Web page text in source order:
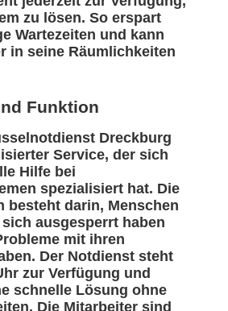
zu lösen. So erspart
Wartezeiten und kann
in seine Räumlichkeiten
Funktion
Dreckburg
Service, der sich
Hilfe bei
spezialisiert hat. Die
besteht darin, Menschen
ausgesperrt haben
mit ihren
Der Notdienst steht
zur Verfügung und
schnelle Lösung ohne
Die Mitarbeiter sind